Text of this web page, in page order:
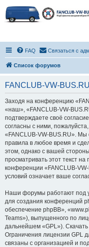
FAQ Связаться с
Список форумов
FANCLUB-VW-
Заходя на конференцию
«наш», «FANCLUB-VW-
подтверждаете своё
согласны с ними,
«FANCLUB-VW-BUS.RU». Мы
правила в любое время и
этом, однако с вашей
просматривать этот текст
конференции «FANCLUB-
условий означает ваше
Наши форумы работают под
для создания конференций
обеспечение phpBB»,
Teams»), выпущенного по
дальнейшем «GPL»).
Ограничения лицензии GPL
связаны с организацией и